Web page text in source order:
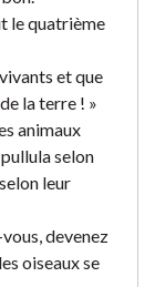
le quatrième
et que
la terre ! »
animaux
selon
leur
devenez
oiseaux se